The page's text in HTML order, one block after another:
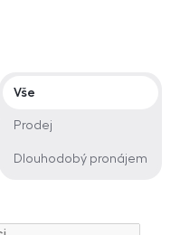
Typ nabídky
Vše
Prodej
Dlouhodobý pronájem